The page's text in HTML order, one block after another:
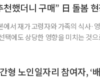
천했더니 구매” 日 돌봄
에서 재가 고령자와 가족의 식사·
택에도 상당한 영향을 미치는 것
에 달했다는 조사 결과가 나
형 노인일자리 참여자, ‘